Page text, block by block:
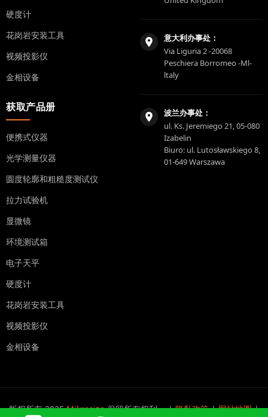
硬度计
花岗岩安装工具
视频投影仪
金相设备
获取产品册
便携式仪器
光学测量仪器
圆度轮廓和粗糙度测试仪
拉力试验机
显微镜
环境测试箱
电子天平
硬度计
花岗岩安装工具
视频投影仪
金相设备
意大利办事处：
Via Liguria 2 -20068
Peschiera Borromeo -Ml-
ltaly
波兰办事处：
ul. Ks. Jeremiego 21, 05-080
Izabelin
Biuro: ul. Lutosławskiego 8,
01-649 Warszawa
版权所有 2025Mikrosize保留所有权利。 |隐私政策|网站地图|